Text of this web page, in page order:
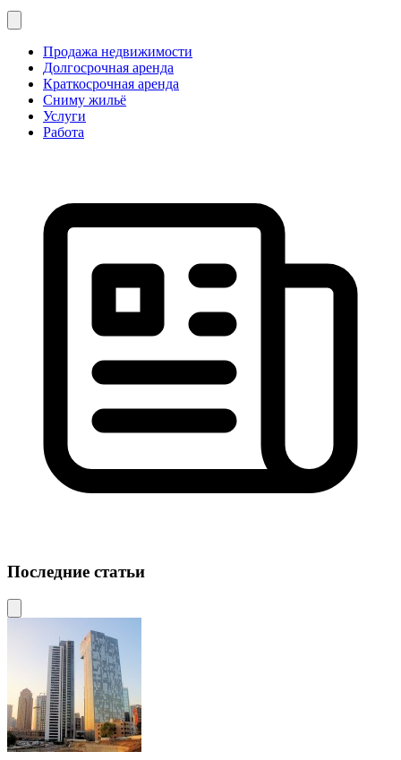
Продажа недвижимости
Долгосрочная аренда
Краткосрочная аренда
Сниму жильё
Услуги
Работа
Последние статьи